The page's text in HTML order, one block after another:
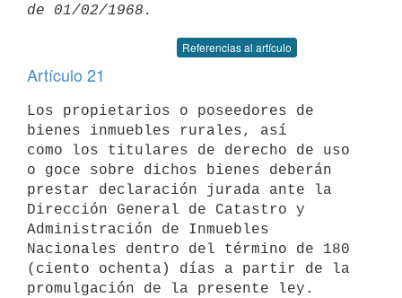
Referencias al artículo
Artículo 21
Los propietarios o poseedores de
bienes inmuebles rurales, así
como los titulares de derecho de uso
o goce sobre dichos bienes deberán
prestar declaración jurada ante la
Dirección General de Catastro y
Administración de Inmuebles
Nacionales dentro del término de 180
(ciento ochenta) días a partir de la
promulgación de la presente ley.